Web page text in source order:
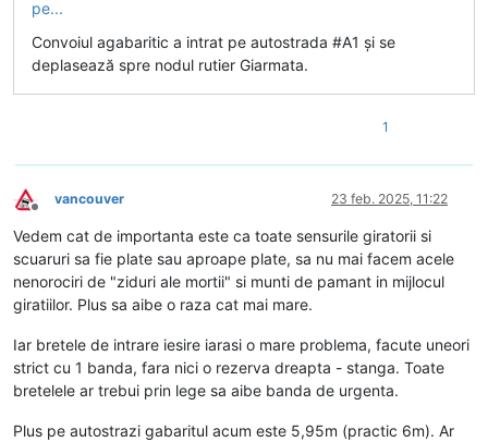
Convoiul agabaritic a intrat pe autostrada #A1 și se
deplasează spre nodul rutier Giarmata.
1
Deconectat
vancouver 23 feb. 2025, 11:22
Vedem cat de importanta este ca toate sensurile giratorii si
scuaruri sa fie plate sau aproape plate, sa nu mai facem acele
nenorociri de "ziduri ale mortii" si munti de pamant in mijlocul
giratiilor. Plus sa aibe o raza cat mai mare.
Iar bretele de intrare iesire iarasi o mare problema, facute uneori
strict cu 1 banda, fara nici o rezerva dreapta - stanga. Toate
bretelele ar trebui prin lege sa aibe banda de urgenta.
Plus pe autostrazi gabaritul acum este 5,95m (practic 6m). Ar